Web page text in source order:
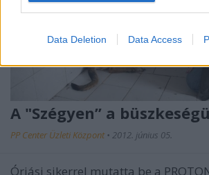
Data Deletion Data Access
A "Szégyen” a
PP Center Üzleti Központ • 2012. június 05.
Óriási sikerrel mutatta be a